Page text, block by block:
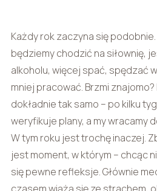
Każdy rok zaczyna się
będziemy chodzić na siłownię,
alkoholu, więcej spać, spędzać
mniej pracować. Brzmi
dokładnie tak samo – po kilku
weryfikuje plany, a my wracamy
W tym roku jest trochę inaczej.
jest moment, w którym – chcąc
się pewne refleksje. Głównie